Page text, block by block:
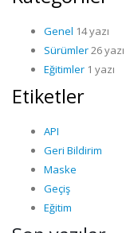
Genel 14 yazı
Sürümler26 yazı
Eğitimler 1 yazı
Etiketler
API
Geri Bildirim
Maske
Geçiş
Eğitim